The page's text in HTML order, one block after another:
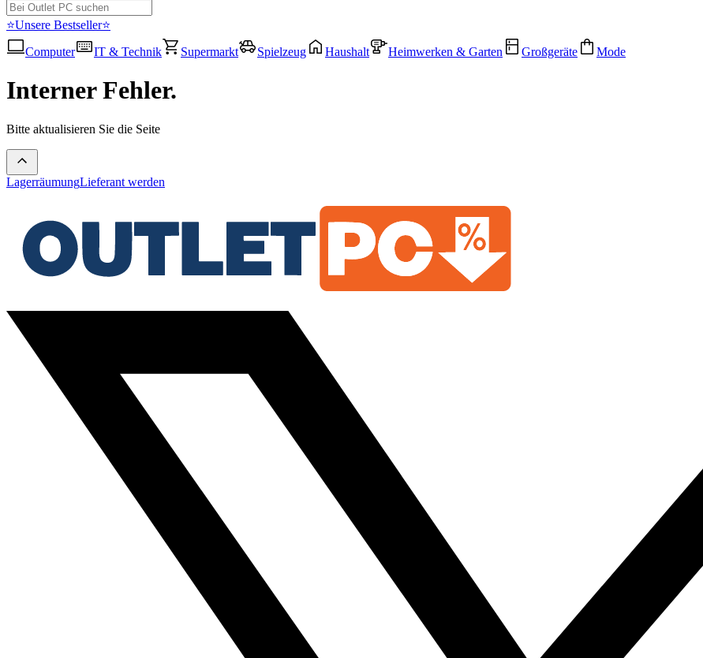
⭐Unsere Bestseller⭐
Computer
IT & Technik Supermarkt Spielzeug Haushalt Heimwerken & Garten Großgeräte Mode
Interner Fehler.
Bitte aktualisieren Sie die Seite
LagerräumungLieferant werden